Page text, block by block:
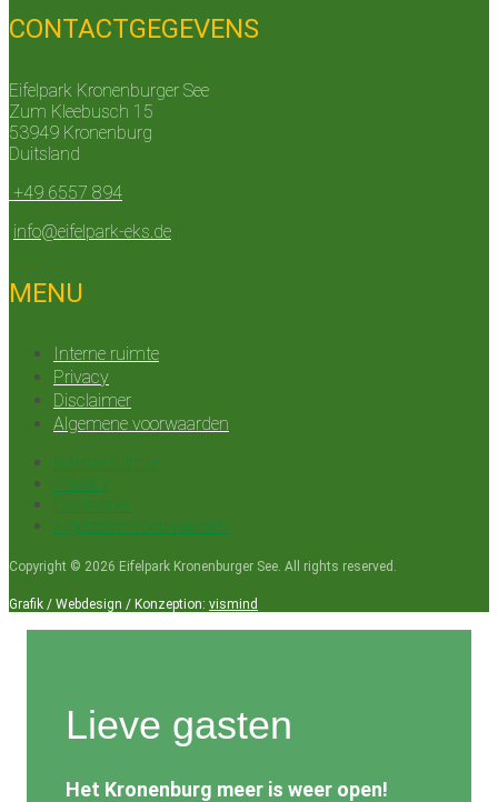
CONTACTGEGEVENS
Eifelpark Kronenburger See
Zum Kleebusch 15
53949 Kronenburg
Duitsland
+49 6557 894
info@eifelpark-eks.de
MENU
Interne ruimte
Privacy
Disclaimer
Algemene voorwaarden
Interne ruimte
Privacy
Disclaimer
Algemene voorwaarden
Copyright © 2026 Eifelpark Kronenburger See. All rights reserved.
Grafik / Webdesign / Konzeption: vismind
Lieve gasten
Het Kronenburg meer is weer open!